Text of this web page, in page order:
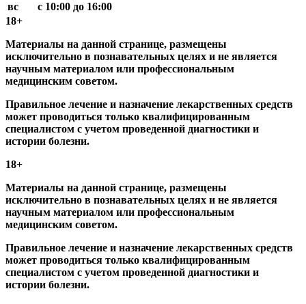
вс
с 10:00 до 16:00
18+
Материалы на данной странице, размещены
исключительно в познавательных целях и не является
научным материалом или профессиональным
медицинским советом.
Правильное лечение и назначение лекарственных средств
может проводиться только квалифицированным
специалистом с учетом проведенной диагностики и
истории болезни.
18+
Материалы на данной странице, размещены
исключительно в познавательных целях и не является
научным материалом или профессиональным
медицинским советом.
Правильное лечение и назначение лекарственных средств
может проводиться только квалифицированным
специалистом с учетом проведенной диагностики и
истории болезни.